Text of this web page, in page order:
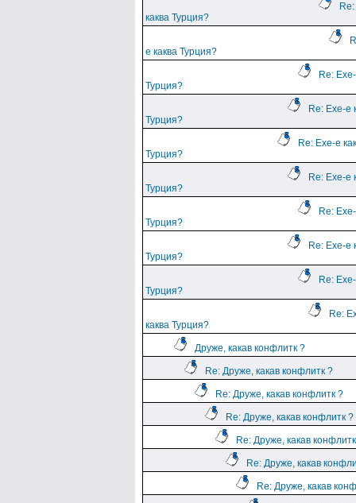
каква Турция?
е каква Турция?
Re:
Турция?
Re: Ехе-е
Турция?
Re: Ехе-е
Турция?
Re: Ехе-е
Турция?
Re:
Турция?
Re: Ехе-е
Турция?
Re:
Турция?
Re:
каква Турция?
Друже, какав конфлитк ?
Re: Друже, какав конфлитк ?
Re: Друже, какав конфлитк ?
Re: Друже, какав конфлитк ?
Re: Друже, какав
Re: Друже, какав
Re: Друже, какав